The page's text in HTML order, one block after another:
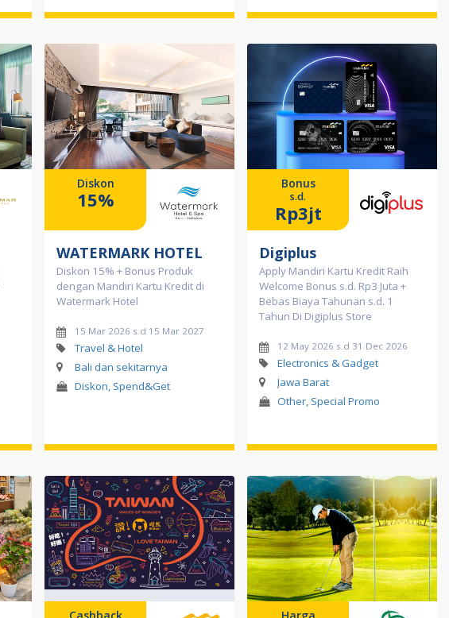
Diskon
15%
WATERMARK HOTEL
Diskon 15% + Bonus Produk
dengan Mandiri Kartu Kredit di
Watermark Hotel
15 Mar 2026 s.d 15 Mar 2027
Travel & Hotel
Bali dan sekitarnya
Diskon, Spend&Get
Bonus
s.d.
Rp3jt
Digiplus
Apply Mandiri Kartu Kredit Raih
Welcome Bonus s.d. Rp3 Juta +
Bebas Biaya Tahunan s.d. 1
Tahun Di Digiplus Store
12 May 2026 s.d 31 Dec 2026
Electronics & Gadget
Jawa Barat
Other, Special Promo